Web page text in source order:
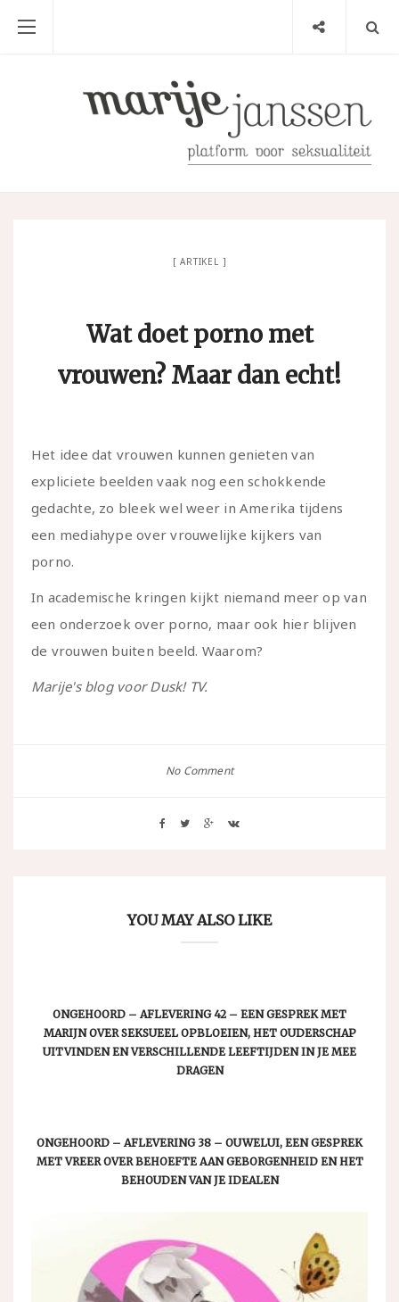
ARTIKEL
Wat doet porno met
vrouwen? Maar dan echt!
Het idee dat vrouwen kunnen genieten van
expliciete beelden vaak nog een schokkende
gedachte, zo bleek wel weer in Amerika tijdens
een mediahype over vrouwelijke kijkers van
porno.
In academische kringen kijkt niemand meer op van
een onderzoek over porno, maar ook hier blijven
de vrouwen buiten beeld. Waarom?
Marije's blog voor Dusk! TV.
No Comment
YOU MAY ALSO LIKE
ONGEHOORD – AFLEVERING 42 – EEN GESPREK MET
MARIJN OVER SEKSUEEL OPBLOEIEN, HET OUDERSCHAP
UITVINDEN EN VERSCHILLENDE LEEFTIJDEN IN JE MEE
DRAGEN
ONGEHOORD – AFLEVERING 38 – OUWELUI, EEN GESPREK
MET VREER OVER BEHOEFTE AAN GEBORGENHEID EN HET
BEHOUDEN VAN JE IDEALEN